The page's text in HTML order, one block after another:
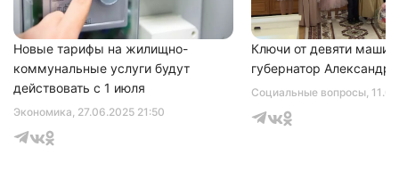
Экономика, 27.06.2025 21:50
Новые тарифы на жилищно-
коммунальные услуги будут
действовать с 1 июля
Социальные вопросы,
Ключи от девяти машин
губернатор Александр